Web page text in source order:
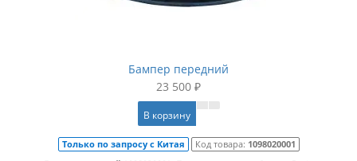
Бампер передний
23 500 ₽
В корзину
Только по запросу с Китая Код товара: 1098020001